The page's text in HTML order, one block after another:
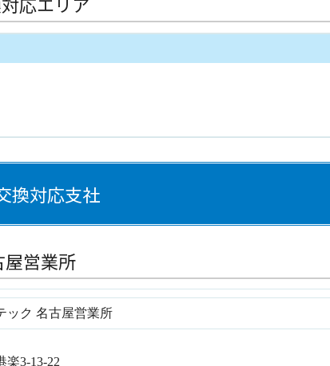
換対応支社
営業所
ック 名古屋営業所
楽3-13-22